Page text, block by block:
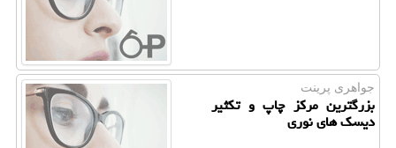
جواهری پرینت
بزرگترین مركز چاپ و تكثیر
دیسك های نوری